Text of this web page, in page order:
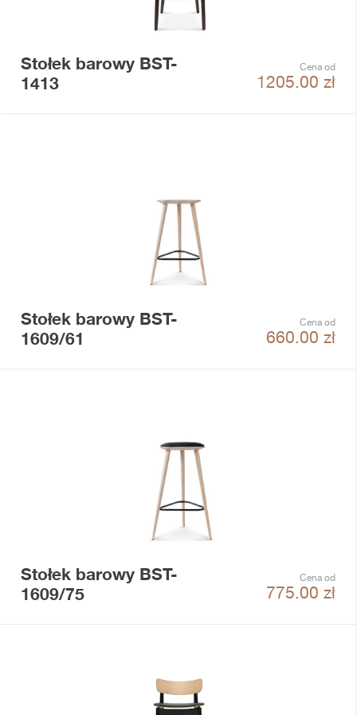
Stołek barowy BST-
1413
Cena od
1205.00 zł
Stołek barowy BST-
1609/61
Cena od
660.00 zł
Stołek barowy BST-
1609/75
Cena od
775.00 zł